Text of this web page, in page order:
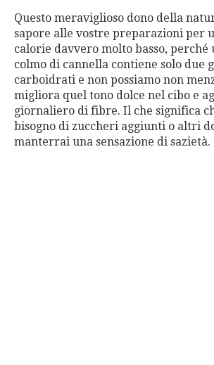
Questo meraviglioso dono della
sapore alle vostre preparazioni per
calorie davvero molto basso, perché
colmo di cannella contiene solo due
carboidrati e non possiamo non
migliora quel tono dolce nel cibo e
giornaliero di fibre. Il che significa
bisogno di zuccheri aggiunti o altri
manterrai una sensazione di sazietà.